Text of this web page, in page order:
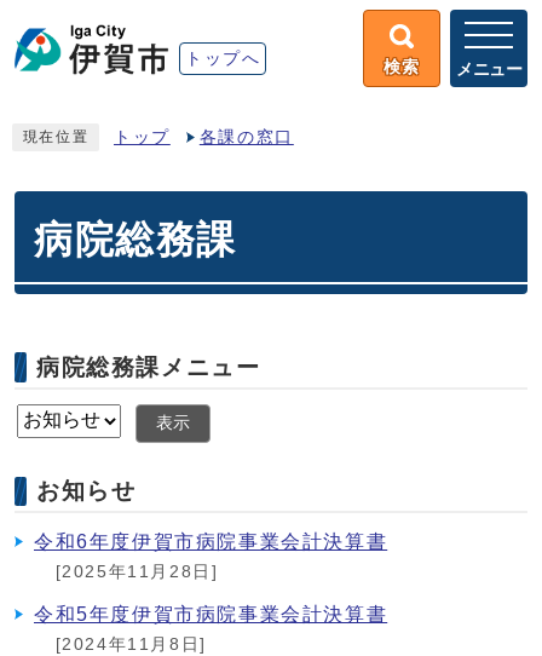
トップへ 検索 メニュー
現在位置 トップ 各課の窓口
病院総務課
病院総務課メニュー
表示
お知らせ
令和6年度伊賀市病院事業会計決算書
[2025年11月28日]
令和5年度伊賀市病院事業会計決算書
[2024年11月8日]